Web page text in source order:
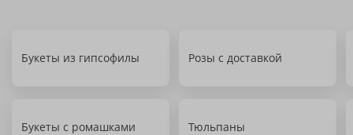
Букеты из гипсофилы Розы с доставкой
Букеты с ромашками Тюльпаны